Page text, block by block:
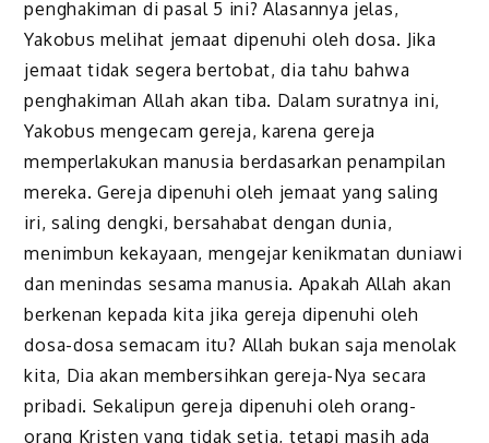
penghakiman di pasal 5 ini? Alasannya jelas,
Yakobus melihat jemaat dipenuhi oleh dosa. Jika
jemaat tidak segera bertobat, dia tahu bahwa
penghakiman Allah akan tiba. Dalam suratnya ini,
Yakobus mengecam gereja, karena gereja
memperlakukan manusia berdasarkan penampilan
mereka. Gereja dipenuhi oleh jemaat yang saling
iri, saling dengki, bersahabat dengan dunia,
menimbun kekayaan, mengejar kenikmatan duniawi
dan menindas sesama manusia. Apakah Allah akan
berkenan kepada kita jika gereja dipenuhi oleh
dosa-dosa semacam itu? Allah bukan saja menolak
kita, Dia akan membersihkan gereja-Nya secara
pribadi. Sekalipun gereja dipenuhi oleh orang-
orang Kristen yang tidak setia, tetapi masih ada